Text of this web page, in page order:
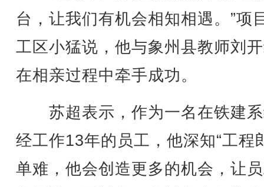
台，让我们有机会相知相遇。”项
工区小猛说，他与象州县教师刘
在相亲过程中牵手成功。
苏超表示，作为一名在铁建
经工作13年的员工，他深知“工程
单难，他会创造更多的机会，让